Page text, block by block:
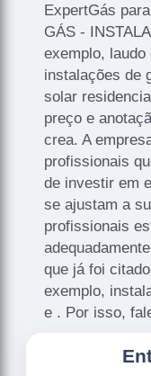
ExpertGás
GÁS -
exemplo, laudo
instalações de
solar
preço e
crea. A
profissionais
de investir em
se ajustam a
profissionais
que já foi
exemplo,
e . Por isso,